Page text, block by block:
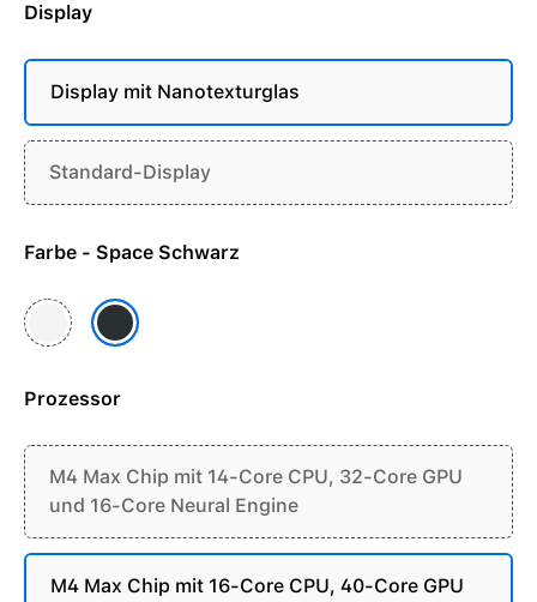
Display
Display mit Nanotexturglas
Standard-Display
Farbe - Space Schwarz
Silber Space Schwarz
Prozessor
M4 Max Chip mit 14-Core CPU, 32-Core GPU
und 16-Core Neural Engine
M4 Max Chip mit 16-Core CPU, 40-Core GPU